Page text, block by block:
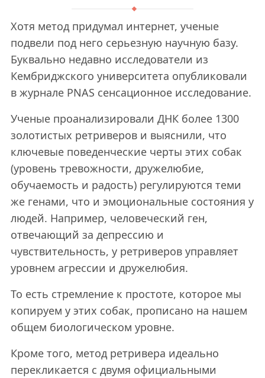
Хотя метод придумал интернет, ученые
подвели под него серьезную научную базу.
Буквально недавно исследователи из
Кембриджского университета опубликовали
в журнале PNAS сенсационное исследование.
Ученые проанализировали ДНК более 1300
золотистых ретриверов и выяснили, что
ключевые поведенческие черты этих собак
(уровень тревожности, дружелюбие,
обучаемость и радость) регулируются теми
же генами, что и эмоциональные состояния у
людей. Например, человеческий ген,
отвечающий за депрессию и
чувствительность, у ретриверов управляет
уровнем агрессии и дружелюбия.
То есть стремление к простоте, которое мы
копируем у этих собак, прописано на нашем
общем биологическом уровне.
Кроме того, метод ретривера идеально
перекликается с двумя официальными